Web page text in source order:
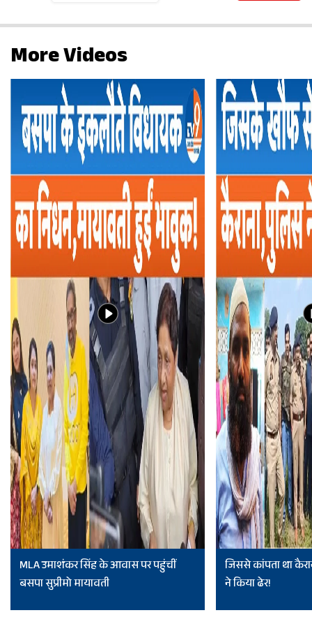
More Videos
MLA उमाशंकर सिंह के आवास पर पहुंचीं
बसपा सुप्रीमो मायावती
जिससे कांपता था
ने किया ढेर!